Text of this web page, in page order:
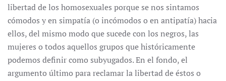
libertad de los homosexuales porque se nos sintamos
cómodos y en simpatía (o incómodos o en antipatía) hacia
ellos, del mismo modo que sucede con los negros, las
mujeres o todos aquellos grupos que históricamente
podemos definir como subyugados. En el fondo, el
argumento último para reclamar la libertad de éstos o